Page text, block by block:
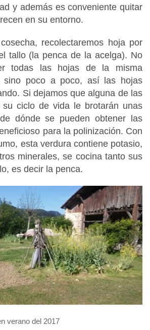
y además es conveniente quitar
en su entorno.
recolectaremos hoja por
tallo (la penca de la acelga). No
todas las hojas de la misma
sino poco a poco, así las hojas
Si dejamos que alguna de las
su ciclo de vida le brotarán unas
dónde se pueden obtener las
para la polinización. Con
esta verdura contiene potasio,
minerales, se cocina tanto sus
es decir la penca.
verano del 2017